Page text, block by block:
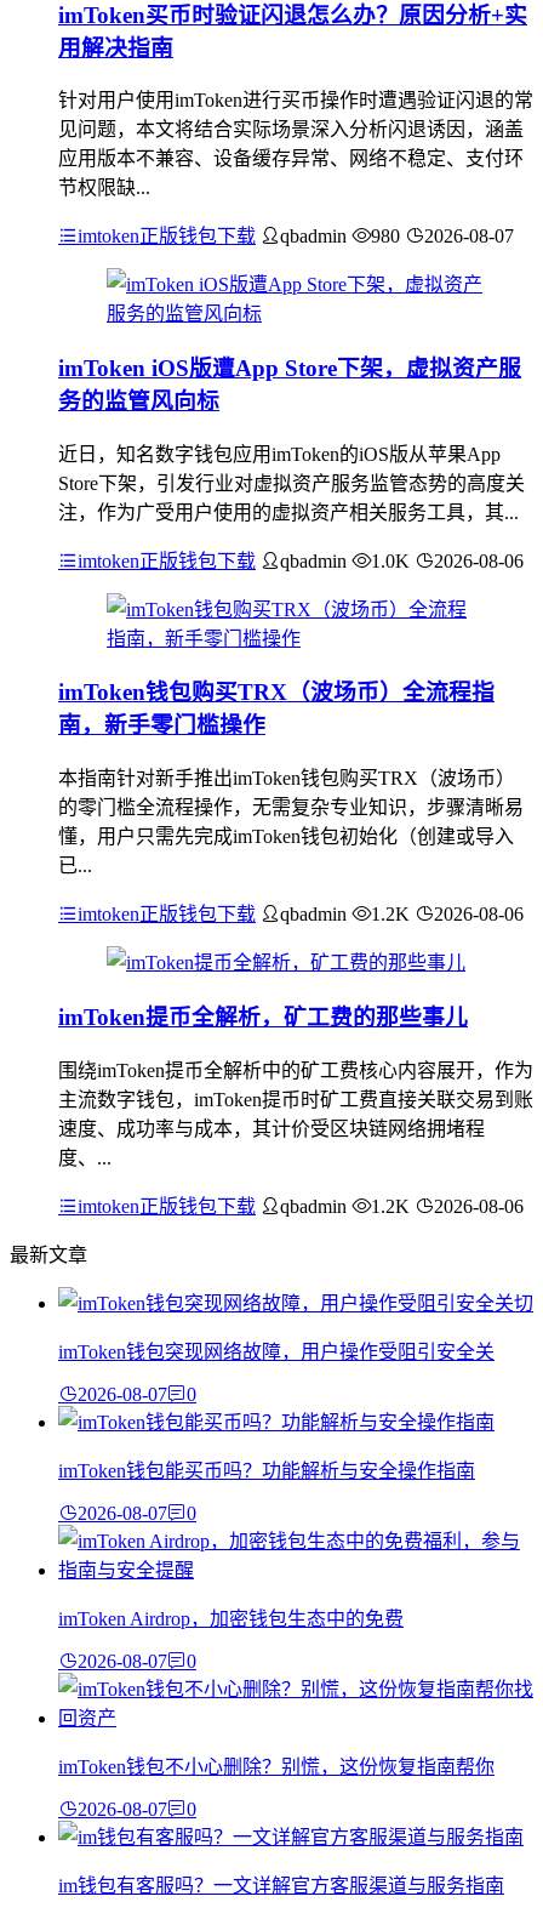
imToken买币时验证闪退怎么办？原因分析+实
用解决指南
针对用户使用imToken进行买币操作时遭遇验证闪退的常
见问题，本文将结合实际场景深入分析闪退诱因，涵盖
应用版本不兼容、设备缓存异常、网络不稳定、支付环
节权限缺...
imtoken正版钱包下载 qbadmin 980 2026-08-07
imToken iOS版遭App Store下架，虚拟资产服
务的监管风向标
近日，知名数字钱包应用imToken的iOS版从苹果App
Store下架，引发行业对虚拟资产服务监管态势的高度关
注，作为广受用户使用的虚拟资产相关服务工具，其...
imtoken正版钱包下载 qbadmin 1.0K 2026-08-06
imToken钱包购买TRX（波场币）全流程指
南，新手零门槛操作
本指南针对新手推出imToken钱包购买TRX（波场币）
的零门槛全流程操作，无需复杂专业知识，步骤清晰易
懂，用户只需先完成imToken钱包初始化（创建或导入
已...
imtoken正版钱包下载 qbadmin 1.2K 2026-08-06
imToken提币全解析，矿工费的那些事儿
围绕imToken提币全解析中的矿工费核心内容展开，作为
主流数字钱包，imToken提币时矿工费直接关联交易到账
速度、成功率与成本，其计价受区块链网络拥堵程
度、...
imtoken正版钱包下载 qbadmin 1.2K 2026-08-06
最新文章
imToken钱包突现网络故障，用户操作受阻引安全关
2026-08-07 0
imToken钱包能买币吗？功能解析与安全操作指南
2026-08-07 0
imToken Airdrop，加密钱包生态中的免费
2026-08-07 0
imToken钱包不小心删除？别慌，这份恢复指南帮你
2026-08-07 0
im钱包有客服吗？一文详解官方客服渠道与服务指南